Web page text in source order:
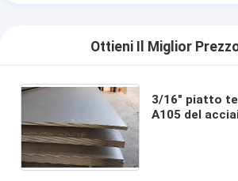
Ottieni Il Miglior
3/16" piatto
A105 del